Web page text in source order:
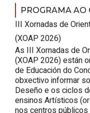
PROGRAMA AO
III Xornadas de
(XOAP 2026)
As III Xornadas de
(XOAP 2026) están
de Educación do
obxectivo informar
Deseño e os ciclos
ensinos Artísticos
nos centros públicos